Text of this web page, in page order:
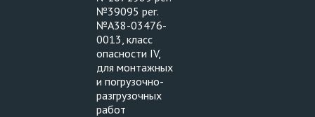
№39095 рег.
№А38-03476-
0013, класс
опасности IV,
для монтажных
и погрузочно-
разгрузочных
работ